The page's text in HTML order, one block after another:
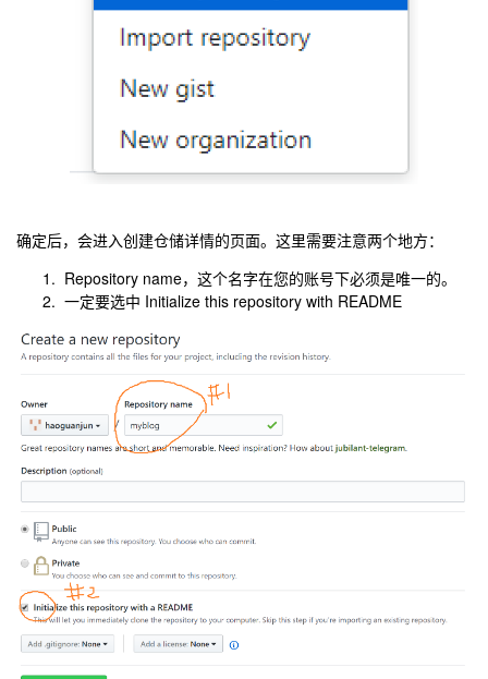
确定后，会进入创建仓储详情的页面。这里需要注意两个地方：
Repository name，这个名字在您的账号下必须是唯一的。
一定要选中 Initialize this repository with README